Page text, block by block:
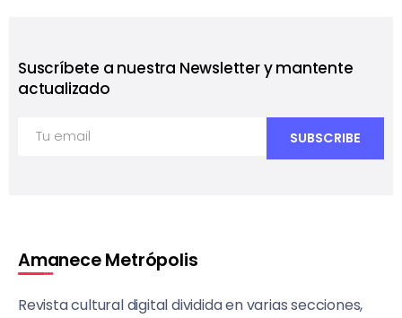
Suscríbete a nuestra Newsletter y mantente
actualizado
Amanece Metrópolis
Revista cultural digital dividida en varias secciones,